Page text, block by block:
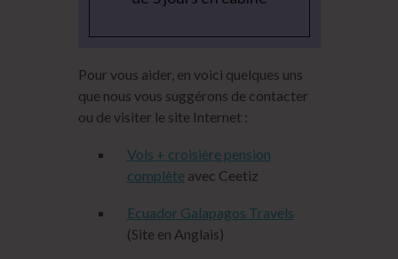
Pour vous aider, en voici quelques uns
que nous vous suggérons de contacter
ou de visiter le site Internet :
Vols + croisière pension
complèteavec Ceetiz
Ecuador Galapagos Travels
(Site en Anglais)